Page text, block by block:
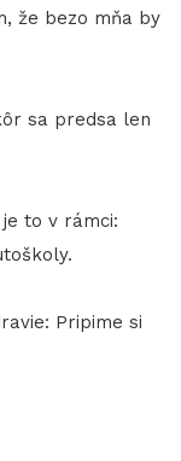
že bezo mňa by
sa predsa len
to v rámci:
Pripime si